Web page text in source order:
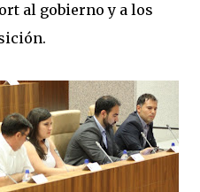
al gobierno y a los